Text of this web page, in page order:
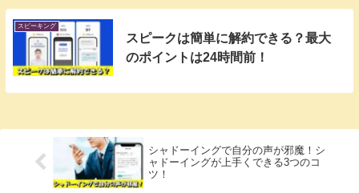
スピーキング
スピークは簡単に解約できる？最大
のポイントは24時間前！
シャドーイングで自分の声が邪魔！シ
ャドーイングが上手くできる3つのコ
ツ！